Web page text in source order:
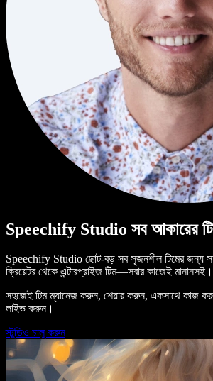
Speechify Studio সব আকারের
Speechify Studio ছোট-বড় সব সৃজনশীল টিমের জন্য
ক্রিয়েটর থেকে এন্টারপ্রাইজ টিম—সবার কাজেই মানানসই।
সহজেই টিম ম্যানেজ করুন, শেয়ার করুন, একসাথে কাজ
লাইভ করুন।
স্টুডিও চালু করুন